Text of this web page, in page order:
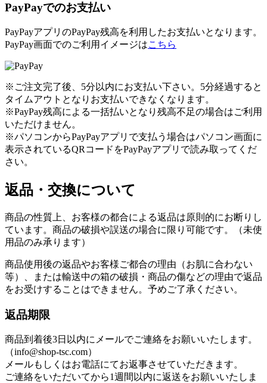
PayPayでのお支払い
PayPayアプリのPayPay残高を利用したお支払いとなります。
PayPay画面でのご利用イメージはこちら
※ご注文完了後、5分以内にお支払い下さい。5分経過すると
タイムアウトとなりお支払いできなくなります。
※PayPay残高による一括払いとなり残高不足の場合はご利用
いただけません。
※パソコンからPayPayアプリで支払う場合はパソコン画面に
表示されているQRコードをPayPayアプリで読み取ってくだ
さい。
返品・交換について
商品の性質上、お客様の都合による返品は原則的にお断りし
ています。商品の破損や誤送の場合に限り可能です。（未使
用品のみ承ります）
商品使用後の返品やお客様ご都合の理由（お肌に合わない
等）、または輸送中の箱の破損・商品の傷などの理由で返品
をお受けすることはできません。予めご了承ください。
返品期限
商品到着後3日以内にメールでご連絡をお願いいたします。
（info@shop-tsc.com）
メールもしくはお電話にてお返事させていただきます。
ご連絡をいただいてから1週間以内に返送をお願いいたしま